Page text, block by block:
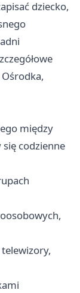
dziecko,
między
codzienne